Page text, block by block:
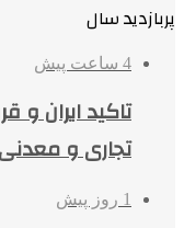
پربازدید سال
4 ساعت پیش
تاکید ایران
تجاری و معدنی
1 روز پیش